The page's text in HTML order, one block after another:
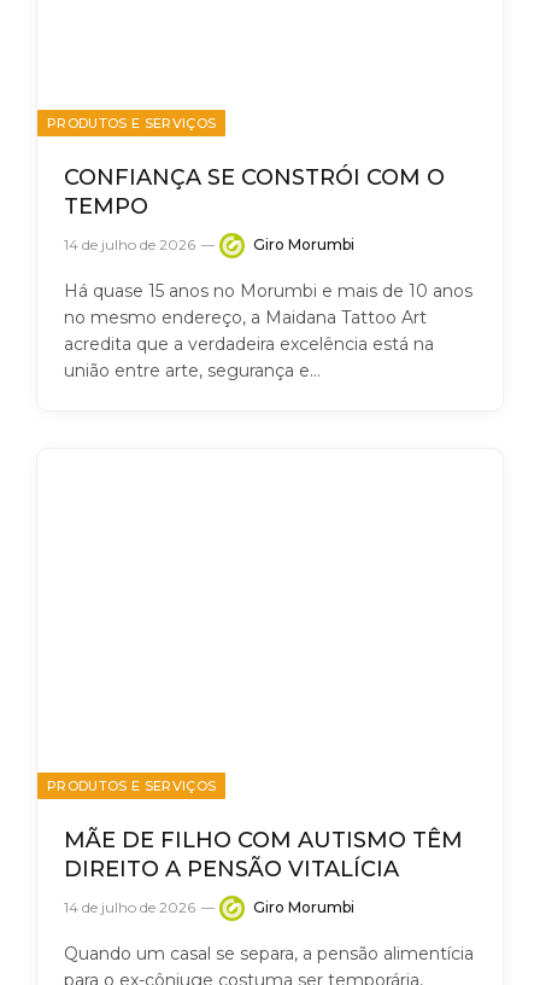
PRODUTOS E SERVIÇOS
CONFIANÇA SE CONSTRÓI COM O
TEMPO
14 de julho de 2026 Giro Morumbi
Há quase 15 anos no Morumbi e mais de 10 anos
no mesmo endereço, a Maidana Tattoo Art
acredita que a verdadeira excelência está na
união entre arte, segurança e…
PRODUTOS E SERVIÇOS
MÃE DE FILHO COM AUTISMO TÊM
DIREITO A PENSÃO VITALÍCIA
14 de julho de 2026 Giro Morumbi
Quando um casal se separa, a pensão alimentícia
para o ex-cônjuge costuma ser temporária,